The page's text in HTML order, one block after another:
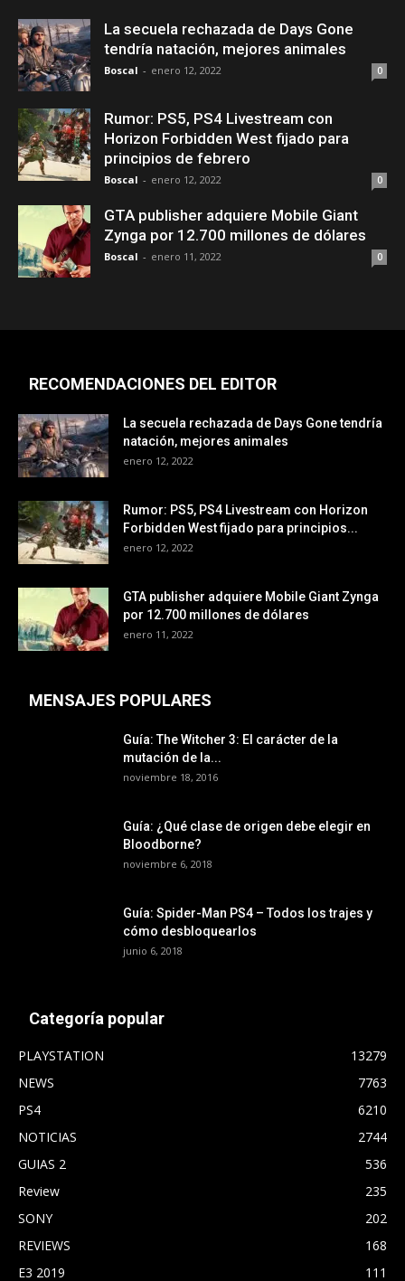
La secuela rechazada de Days Gone
tendría natación, mejores animales
Boscal - enero 12, 2022 0
Rumor: PS5, PS4 Livestream con
Horizon Forbidden West fijado para
principios de febrero
Boscal - enero 12, 2022 0
GTA publisher adquiere Mobile Giant
Zynga por 12.700 millones de dólares
Boscal - enero 11, 2022 0
RECOMENDACIONES DEL EDITOR
La secuela rechazada de Days Gone tendría
natación, mejores animales
enero 12, 2022
Rumor: PS5, PS4 Livestream con Horizon
Forbidden West fijado para principios...
enero 12, 2022
GTA publisher adquiere Mobile Giant Zynga
por 12.700 millones de dólares
enero 11, 2022
MENSAJES POPULARES
Guía: The Witcher 3: El carácter de la
mutación de la...
noviembre 18, 2016
Guía: ¿Qué clase de origen debe elegir en
Bloodborne?
noviembre 6, 2018
Guía: Spider-Man PS4 – Todos los trajes y
cómo desbloquearlos
junio 6, 2018
Categoría popular
PLAYSTATION
13279
NEWS
7763
PS4
6210
NOTICIAS
2744
GUIAS 2
536
Review
235
SONY
202
REVIEWS
168
E3 2019
111